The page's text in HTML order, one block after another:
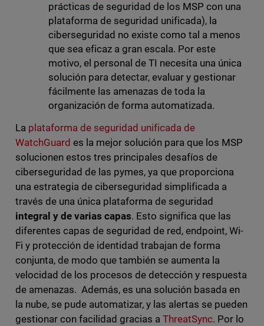
prácticas de seguridad de los MSP con una
plataforma de seguridad unificada), la
ciberseguridad no existe como tal a menos
que sea eficaz a gran escala. Por este
motivo, el personal de TI necesita una única
solución para detectar, evaluar y gestionar
fácilmente las amenazas de toda la
organización de forma automatizada.
La plataforma de seguridad unificada de
WatchGuard es la mejor solución para que los MSP
solucionen estos tres principales desafíos de
ciberseguridad de las pymes, ya que proporciona
una estrategia de ciberseguridad simplificada a
través de una única plataforma de seguridad
integral y de varias capas. Esto significa que las
diferentes capas de seguridad de red, endpoint, Wi-
Fi y protección de identidad trabajan de forma
conjunta, de modo que también se aumenta la
velocidad de los procesos de detección y respuesta
de amenazas. Además, es una solución basada en
la nube, se pude automatizar, y las alertas se pueden
gestionar con facilidad gracias aThreatSync. Por lo